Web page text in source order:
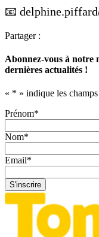
📧
Partager :
Abonnez-vous à notre
dernières actualités !
« * » indique les champs
Prénom*
Nom*
Email*